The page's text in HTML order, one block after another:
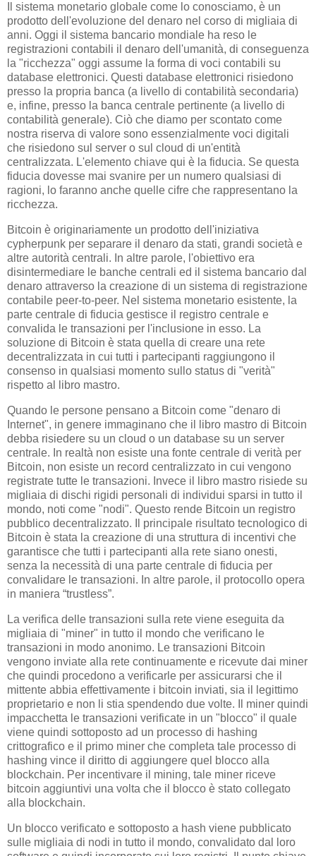
Il sistema monetario globale come lo conosciamo, è un
prodotto dell'evoluzione del denaro nel corso di migliaia di
anni. Oggi il sistema bancario mondiale ha reso le
registrazioni contabili il denaro dell'umanità, di conseguenza
la "ricchezza" oggi assume la forma di voci contabili su
database elettronici. Questi database elettronici risiedono
presso la propria banca (a livello di contabilità secondaria)
e, infine, presso la banca centrale pertinente (a livello di
contabilità generale). Ciò che diamo per scontato come
nostra riserva di valore sono essenzialmente voci digitali
che risiedono sul server o sul cloud di un'entità
centralizzata. L'elemento chiave qui è la fiducia. Se questa
fiducia dovesse mai svanire per un numero qualsiasi di
ragioni, lo faranno anche quelle cifre che rappresentano la
ricchezza.
Bitcoin è originariamente un prodotto dell'iniziativa
cypherpunk per separare il denaro da stati, grandi società e
altre autorità centrali. In altre parole, l'obiettivo era
disintermediare le banche centrali ed il sistema bancario dal
denaro attraverso la creazione di un sistema di registrazione
contabile peer-to-peer. Nel sistema monetario esistente, la
parte centrale di fiducia gestisce il registro centrale e
convalida le transazioni per l'inclusione in esso. La
soluzione di Bitcoin è stata quella di creare una rete
decentralizzata in cui tutti i partecipanti raggiungono il
consenso in qualsiasi momento sullo status di "verità"
rispetto al libro mastro.
Quando le persone pensano a Bitcoin come "denaro di
Internet", in genere immaginano che il libro mastro di Bitcoin
debba risiedere su un cloud o un database su un server
centrale. In realtà non esiste una fonte centrale di verità per
Bitcoin, non esiste un record centralizzato in cui vengono
registrate tutte le transazioni. Invece il libro mastro risiede su
migliaia di dischi rigidi personali di individui sparsi in tutto il
mondo, noti come "nodi". Questo rende Bitcoin un registro
pubblico decentralizzato. Il principale risultato tecnologico di
Bitcoin è stata la creazione di una struttura di incentivi che
garantisce che tutti i partecipanti alla rete siano onesti,
senza la necessità di una parte centrale di fiducia per
convalidare le transazioni. In altre parole, il protocollo opera
in maniera “trustless”.
La verifica delle transazioni sulla rete viene eseguita da
migliaia di "miner" in tutto il mondo che verificano le
transazioni in modo anonimo. Le transazioni Bitcoin
vengono inviate alla rete continuamente e ricevute dai miner
che quindi procedono a verificarle per assicurarsi che il
mittente abbia effettivamente i bitcoin inviati, sia il legittimo
proprietario e non li stia spendendo due volte. Il miner quindi
impacchetta le transazioni verificate in un "blocco" il quale
viene quindi sottoposto ad un processo di hashing
crittografico e il primo miner che completa tale processo di
hashing vince il diritto di aggiungere quel blocco alla
blockchain. Per incentivare il mining, tale miner riceve
bitcoin aggiuntivi una volta che il blocco è stato collegato
alla blockchain.
Un blocco verificato e sottoposto a hash viene pubblicato
sulle migliaia di nodi in tutto il mondo, convalidato dal loro